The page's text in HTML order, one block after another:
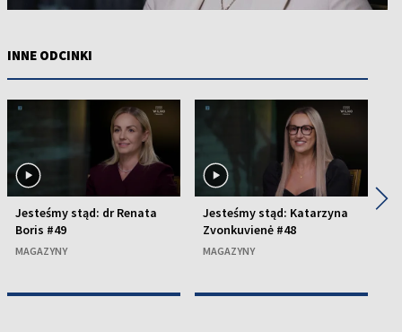
INNE ODCINKI
Jesteśmy stąd: dr Renata
Boris #49
MAGAZYNY
Jesteśmy stąd: Katarzyna
Zvonkuvienė #48
MAGAZYNY
▶